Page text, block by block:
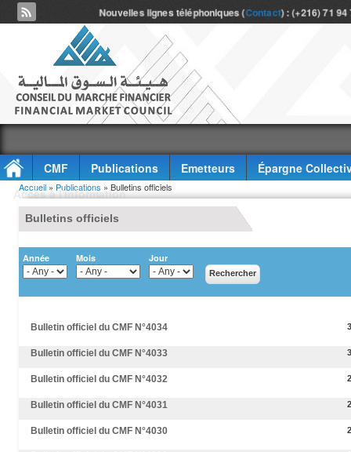
Nouvelles lignes téléphoniques (Contact) : (+216) 71
CMF Publications Emetteurs
Épargne
Accès à l'information
Vous êtes ici
Accueil » Publications » Bulletins officiels
Bulletins officiels
Année Mois Jour
Bulletin officiel du CMF N°4034
Bulletin officiel du CMF N°4033
Bulletin officiel du CMF N°4032
Bulletin officiel du CMF N°4031
Bulletin officiel du CMF N°4030